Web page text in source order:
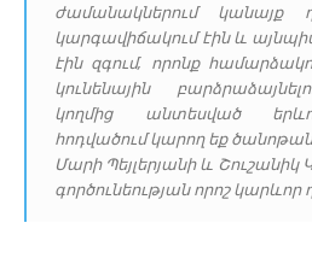
ժամանակներում կանայք
կարգավիճակում էին և
էին զգում, որոնք
կունենային
կողմից անտեսված
հոդվածում կարող եք
Մարի Պեյլերյանի և Շուշանիկ
գործունեության որոշ կարևոր